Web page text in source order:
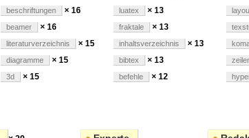
beschriftungen × 16
beamer × 16
literaturverzeichnis × 15
diagramme × 15
3d × 15
luatex × 13
fraktale × 13
inhaltsverzeichnis × 13
bibtex × 13
befehle × 12